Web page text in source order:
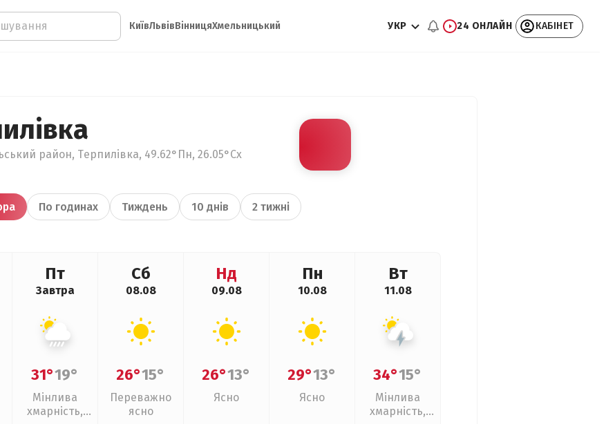
КиївЛьвівВінницяХмельницький УКР 24 ОНЛАЙН КАБІНЕТ
район, Терпилівка, 49.62°Пн, 26.05°Сх
По годинах Тиждень 10 днів 2 тижні
Пт
Завтра
31°19°
Мінлива
хмарність,
Сб
08.08
26°15°
Переважно
ясно
Нд
09.08
26°13°
Ясно
Пн
10.08
29°13°
Ясно
Вт
11.08
34°15°
Мінлива
хмарність,